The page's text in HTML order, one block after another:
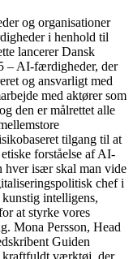
og organisationer
i henhold til
lancerer Dansk
– AI-færdigheder, der
og ansvarligt med
med aktører som
den er målrettet alle
tilgang til at
forståelse af AI-
hver især skal man vide
chef i
intelligens,
at styrke vores
Mona Persson, Head
Guiden